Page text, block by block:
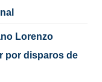
Lorenzo
por disparos de